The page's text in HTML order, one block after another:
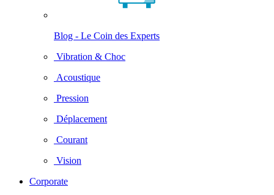
Blog - Le Coin des Experts
Vibration & Choc
Acoustique
Pression
Déplacement
Courant
Vision
Corporate